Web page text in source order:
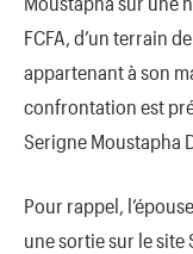
FCFA, d’un terrain
appartenant à son
confrontation est
Serigne Moustapha
Pour rappel,
une sortie sur le